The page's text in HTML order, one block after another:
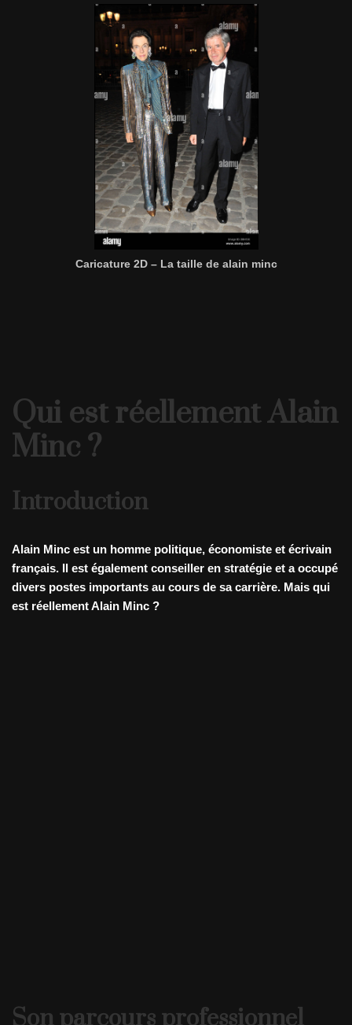
Caricature 2D – La taille de alain minc
Qui est réellement Alain
Minc ?
Introduction
Alain Minc est un homme politique, économiste et écrivain
français. Il est également conseiller en stratégie et a occupé
divers postes importants au cours de sa carrière. Mais qui
est réellement Alain Minc ?
Son parcours professionnel